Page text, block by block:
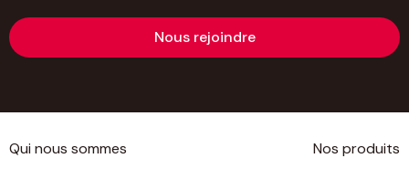
Nous rejoindre
Qui nous sommes Nos produits